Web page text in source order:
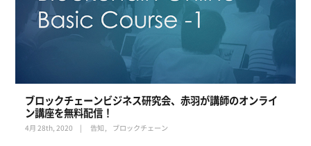
ブロックチェーンビジネス研究会、赤羽が講師のオンライ
ン講座を無料配信！
4月 28th, 2020 告知 ブロックチェーン